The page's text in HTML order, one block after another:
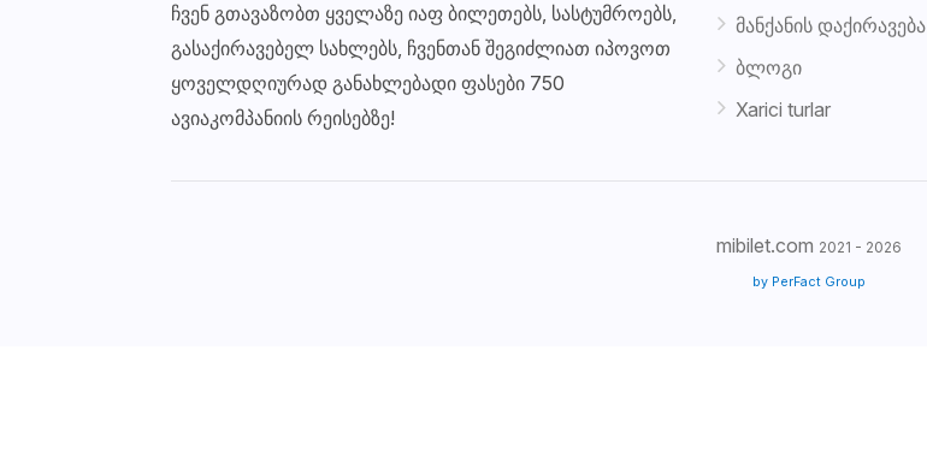
ჩვენ გთავაზობთ ყველაზე იაფ ბილეთებს, სასტუმროებს,
გასაქირავებელ სახლებს, ჩვენთან შეგიძლიათ იპოვოთ
ყოველდღიურად განახლებადი ფასები 750
ავიაკომპანიის რეისებზე!
მანქანის დაქირავება
ბლოგი
Xarici turlar
mibilet.com 2021 - 2026
by PerFact Group